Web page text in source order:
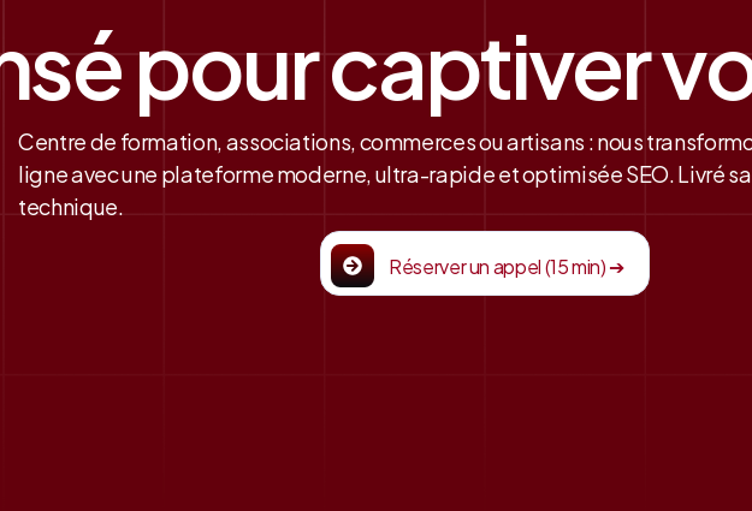
pour captiver
Centre de formation, associations, commerces ou artisans : nous
ligne avec une plateforme moderne, ultra-rapide et optimisée SEO. Livré
technique.
Réserver un appel (15 min) ➔